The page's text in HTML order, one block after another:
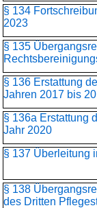
§ 134
2023
§ 135
§ 136 Erstattung
Jahren 2017 bis
§ 136a Erstattung
Jahr 2020
§ 137 Überleitung
§ 138
des Dritten